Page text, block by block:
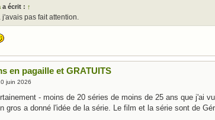
a écrit : ↑
j'avais pas fait attention.
en pagaille et GRATUITS
juin 2026
- moins de 20 séries de moins de 25 ans que j'ai
gros a donné l'idée de la série. Le film et la série sont de